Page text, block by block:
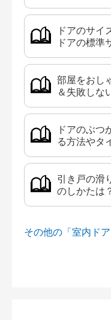
ドアのサイ
ドアの標準
部屋をおし
＆失敗しな
ドアのぶ
る方法やタ
引き戸の滑
のしかたは
その他の「室内ド